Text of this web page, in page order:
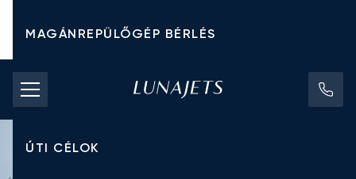
MAGÁNREPÜLŐGÉP BÉRLÉS
CHARTER ÁRAK
MAGÁNREPÜLŐGÉPEK
ÚTI CÉLOK